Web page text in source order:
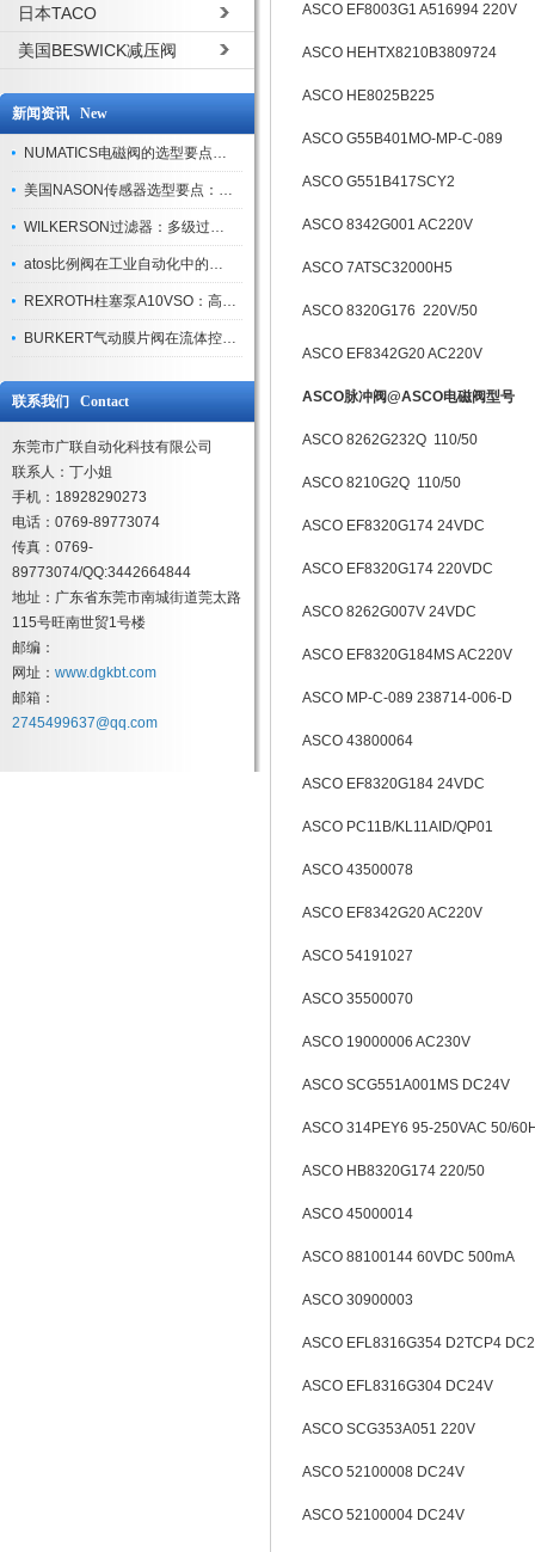
日本TACO
美国BESWICK减压阀
新闻资讯 New
NUMATICS电磁阀的选型要点与使用注意事项
美国NASON传感器选型要点：精度、量程与接口适配指南
WILKERSON过滤器：多级过滤技术，适配多行业净化需求
atos比例阀在工业自动化中的关键应用
REXROTH柱塞泵A10VSO：高效液压系统的核心组件
BURKERT气动膜片阀在流体控制中的应用
联系我们 Contact
东莞市广联自动化科技有限公司
联系人：丁小姐
手机：18928290273
电话：0769-89773074
传真：0769-
89773074/QQ:3442664844
地址：广东省东莞市南城街道莞太路
115号旺南世贸1号楼
邮编：
网址： www.dgkbt.com
邮箱：
2745499637@qq.com
ASCO EF8003G1 A516994 220V
ASCO HEHTX8210B3809724
ASCO HE8025B225
ASCO G55B401MO-MP-C-089
ASCO G551B417SCY2
ASCO 8342G001 AC220V
ASCO 7ATSC32000H5
ASCO 8320G176 220V/50
ASCO EF8342G20 AC220V
ASCO脉冲阀@ASCO电磁阀型号
ASCO 8262G232Q 110/50
ASCO 8210G2Q 110/50
ASCO EF8320G174 24VDC
ASCO EF8320G174 220VDC
ASCO 8262G007V 24VDC
ASCO EF8320G184MS AC220V
ASCO MP-C-089 238714-006-D
ASCO 43800064
ASCO EF8320G184 24VDC
ASCO PC11B/KL11AID/QP01
ASCO 43500078
ASCO EF8342G20 AC220V
ASCO 54191027
ASCO 35500070
ASCO 19000006 AC230V
ASCO SCG551A001MS DC24V
ASCO 314PEY6 95-250VAC 50/
ASCO HB8320G174 220/50
ASCO 45000014
ASCO 88100144 60VDC 500mA
ASCO 30900003
ASCO EFL8316G354 D2TCP4
ASCO EFL8316G304 DC24V
ASCO SCG353A051 220V
ASCO 52100008 DC24V
ASCO 52100004 DC24V